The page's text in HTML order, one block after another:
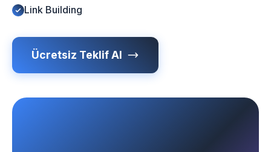
Link Building
Ücretsiz Teklif Al